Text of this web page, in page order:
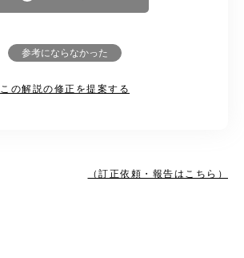
参考にならなかった
この解説の修正を提案する
（訂正依頼・報告はこちら）